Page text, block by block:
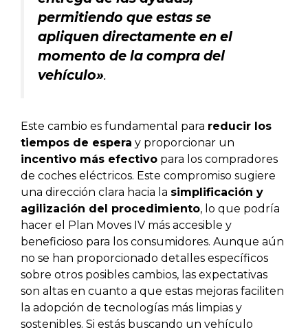
permitiendo que estas se
apliquen directamente en el
momento de la compra del
vehículo».
Este cambio es fundamental para reducir los
tiempos de espera y proporcionar un
incentivo más efectivo para los compradores
de coches eléctricos. Este compromiso sugiere
una dirección clara hacia la simplificación y
agilización del procedimiento, lo que podría
hacer el Plan Moves IV más accesible y
beneficioso para los consumidores. Aunque aún
no se han proporcionado detalles específicos
sobre otros posibles cambios, las expectativas
son altas en cuanto a que estas mejoras faciliten
la adopción de tecnologías más limpias y
sostenibles. Si estás buscando un vehículo